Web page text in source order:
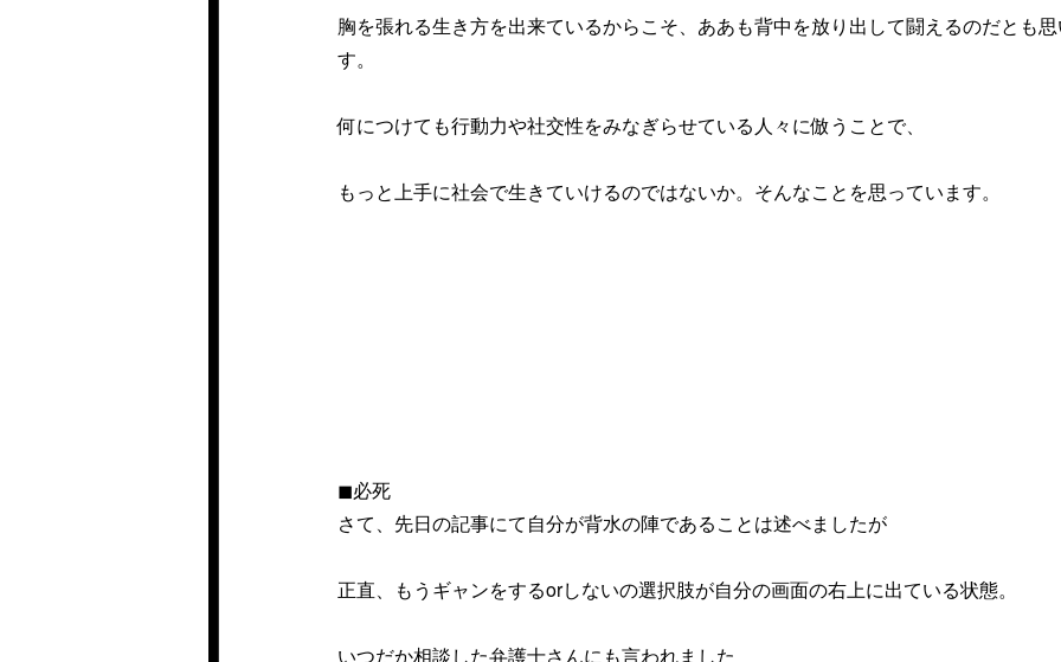
胸を張れる生き方を出来ているからこそ、ああも背中を放り出して闘えるのだとも
す。
何につけても行動力や社交性をみなぎらせている人々に倣うことで、
もっと上手に社会で生きていけるのではないか。そんなことを思っています。
◼︎必死
さて、先日の記事にて自分が背水の陣であることは述べましたが
正直、もうギャンをするorしないの選択肢が自分の画面の右上に出ている状態。
いつだか相談した弁護士さんにも言われました